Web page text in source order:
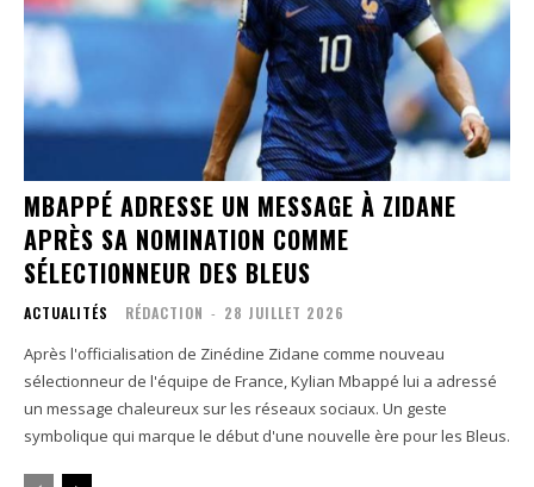
MBAPPÉ ADRESSE UN MESSAGE À ZIDANE
APRÈS SA NOMINATION COMME
SÉLECTIONNEUR DES BLEUS
ACTUALITÉS RÉDACTION - 28 JUILLET 2026
Après l'officialisation de Zinédine Zidane comme nouveau
sélectionneur de l'équipe de France, Kylian Mbappé lui a adressé
un message chaleureux sur les réseaux sociaux. Un geste
symbolique qui marque le début d'une nouvelle ère pour les Bleus.